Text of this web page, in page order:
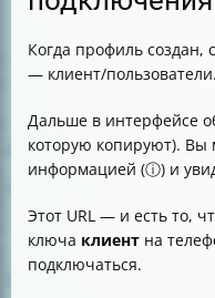
Когда профиль создан,
— клиент/пользователи.
Дальше в интерфейсе
которую копируют). Вы
информацией (ⓘ) и
Этот URL — и есть то,
ключа клиент на
подключаться.